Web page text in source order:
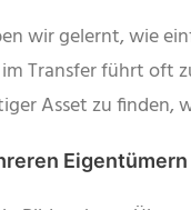
wir gelernt, wie
Transfer führt oft
Asset zu